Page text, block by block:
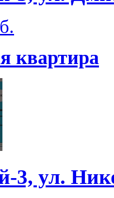
квартира
3, ул.